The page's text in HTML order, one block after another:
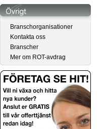
Branschorganisationer
Kontakta oss
Branscher
Mer om ROT-avdrag